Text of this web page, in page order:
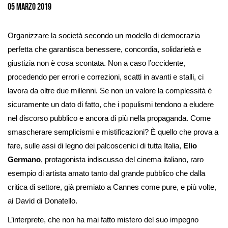
05 Marzo 2019
Organizzare la società secondo un modello di democrazia
perfetta che garantisca benessere, concordia, solidarietà e
giustizia non è cosa scontata. Non a caso l’occidente,
procedendo per errori e correzioni, scatti in avanti e stalli, ci
lavora da oltre due millenni. Se non un valore la complessità è
sicuramente un dato di fatto, che i populismi tendono a eludere
nel discorso pubblico e ancora di più nella propaganda. Come
smascherare semplicismi e mistificazioni? È quello che prova a
fare, sulle assi di legno dei palcoscenici di tutta Italia, Elio
Germano, protagonista indiscusso del cinema italiano, raro
esempio di artista amato tanto dal grande pubblico che dalla
critica di settore, già premiato a Cannes come pure, e più volte,
ai David di Donatello.
L’interprete, che non ha mai fatto mistero del suo impegno